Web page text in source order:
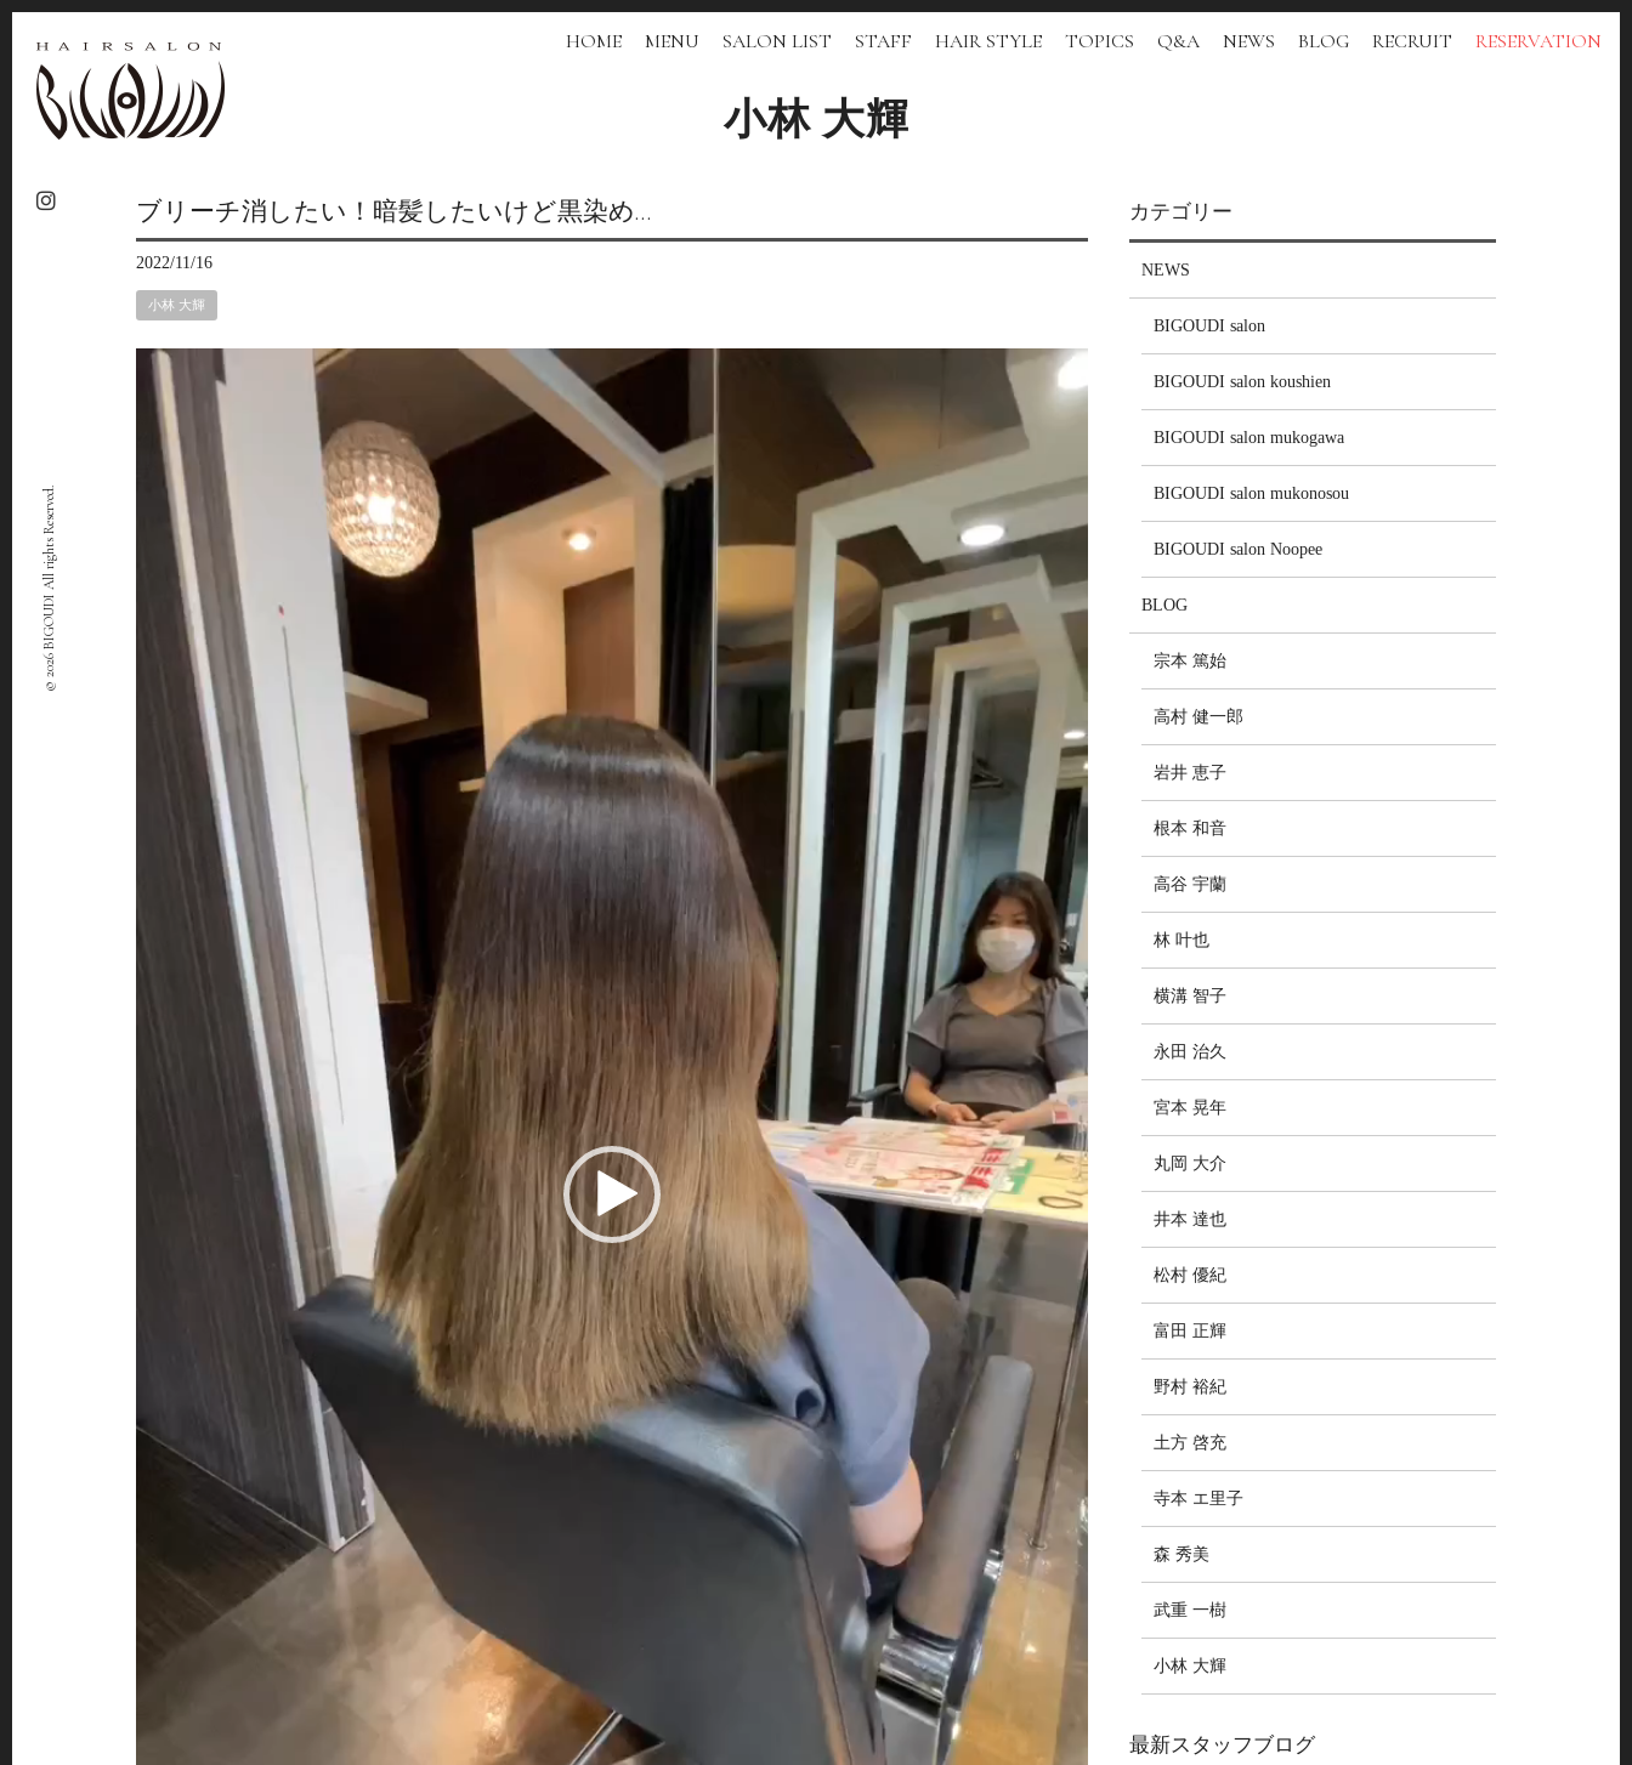
HOME MENU SALON LIST STAFF HAIR STYLE TOPICS Q&A NEWS BLOG RECRUIT RESERVATION
© 2026 BIGOUDI All rights Reserved.
小林 大輝
ブリーチ消したい！暗髪したいけど黒染め…
2022/11/16
小林 大輝
動
カテゴリー
NEWS
BIGOUDI salon
BIGOUDI salon koushien
BIGOUDI salon mukogawa
BIGOUDI salon mukonosou
BIGOUDI salon Noopee
BLOG
宗本 篤始
高村 健一郎
岩井 恵子
根本 和音
高谷 宇蘭
林 叶也
横溝 智子
永田 治久
宮本 晃年
丸岡 大介
井本 達也
松村 優紀
富田 正輝
野村 裕紀
土方 啓充
寺本 エ里子
森 秀美
武重 一樹
小林 大輝
最新スタッフブログ